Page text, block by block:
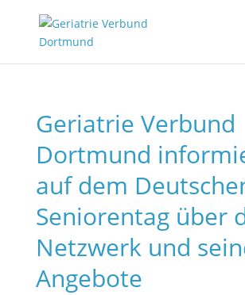
Geriatrie Verbund
Dortmund
auf dem
Seniorentag über
Netzwerk und
Angebote